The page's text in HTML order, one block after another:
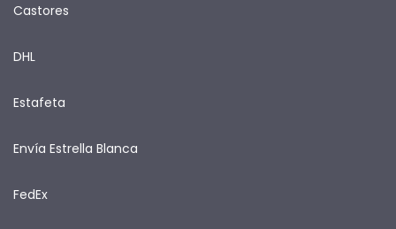
Castores
DHL
Estafeta
Envía Estrella Blanca
FedEx